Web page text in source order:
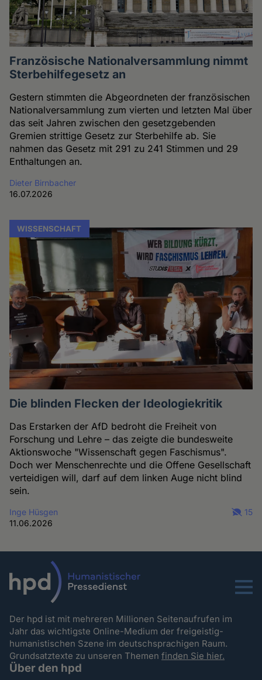
Französische Nationalversammlung nimmt
Sterbehilfegesetz an
Gestern stimmten die Abgeordneten der französischen
Nationalversammlung zum vierten und letzten Mal über
das seit Jahren zwischen den gesetzgebenden
Gremien strittige Gesetz zur Sterbehilfe ab. Sie
nahmen das Gesetz mit 291 zu 241 Stimmen und 29
Enthaltungen an.
Dieter Birnbacher
16.07.2026
WISSENSCHAFT
Die blinden Flecken der Ideologiekritik
Das Erstarken der AfD bedroht die Freiheit von
Forschung und Lehre – das zeigte die bundesweite
Aktionswoche "Wissenschaft gegen Faschismus".
Doch wer Menschenrechte und die Offene Gesellschaft
verteidigen will, darf auf dem linken Auge nicht blind
sein.
Inge Hüsgen
11.06.2026
15
Menu
Der hpd ist mit mehreren Millionen Seitenaufrufen im
Jahr das wichtigste Online-Medium der freigeistig-
humanistischen Szene im deutschsprachigen Raum.
Grundsatztexte zu unseren Themenfinden Sie hier.
Über den hpd